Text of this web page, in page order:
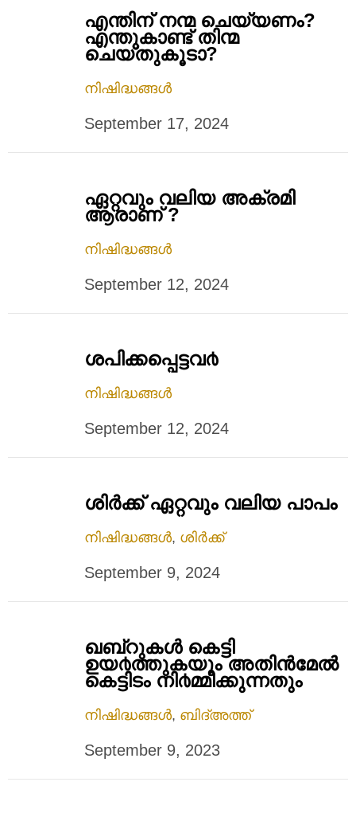
എന്തിന് നന്മ ചെയ്യണം?
എന്തുകാണ്ട് തിന്മ
ചെയ്തുകൂടാ?
നിഷിദ്ധങ്ങൾ
September 17, 2024
ഏറ്റവും വലിയ അക്രമി
ആരാണ് ?
നിഷിദ്ധങ്ങൾ
September 12, 2024
ശപിക്കപ്പെട്ടവ൪
നിഷിദ്ധങ്ങൾ
September 12, 2024
ശിർക്ക്‌ ഏറ്റവും വലിയ പാപം
നിഷിദ്ധങ്ങൾ, ശിർക്ക്
September 9, 2024
ഖബ്റുകള്‍ കെട്ടി
ഉയ൪ത്തുകയും അതിന്‍മേല്‍
കെട്ടിടം നി൪മ്മിക്കുന്നതും
നിഷിദ്ധങ്ങൾ, ബിദ്അത്ത്
September 9, 2023